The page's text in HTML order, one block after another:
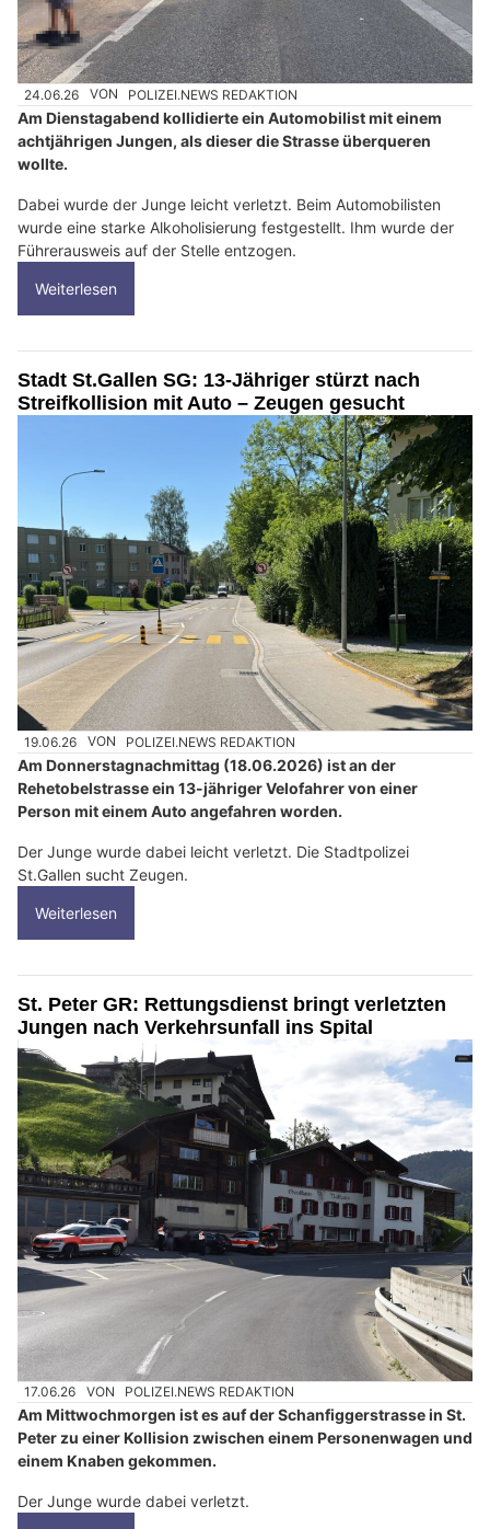
24.06.26 VON POLIZEI.NEWS REDAKTION
Am Dienstagabend kollidierte ein Automobilist mit einem
achtjährigen Jungen, als dieser die Strasse überqueren
wollte.
Dabei wurde der Junge leicht verletzt. Beim Automobilisten
wurde eine starke Alkoholisierung festgestellt. Ihm wurde der
Führerausweis auf der Stelle entzogen.
Weiterlesen
Stadt St.Gallen SG: 13-Jähriger stürzt nach
Streifkollision mit Auto – Zeugen gesucht
19.06.26 VON POLIZEI.NEWS REDAKTION
Am Donnerstagnachmittag (18.06.2026) ist an der
Rehetobelstrasse ein 13-jähriger Velofahrer von einer
Person mit einem Auto angefahren worden.
Der Junge wurde dabei leicht verletzt. Die Stadtpolizei
St.Gallen sucht Zeugen.
Weiterlesen
St. Peter GR: Rettungsdienst bringt verletzten
Jungen nach Verkehrsunfall ins Spital
17.06.26 VON POLIZEI.NEWS REDAKTION
Am Mittwochmorgen ist es auf der Schanfiggerstrasse in St.
Peter zu einer Kollision zwischen einem Personenwagen und
einem Knaben gekommen.
Der Junge wurde dabei verletzt.